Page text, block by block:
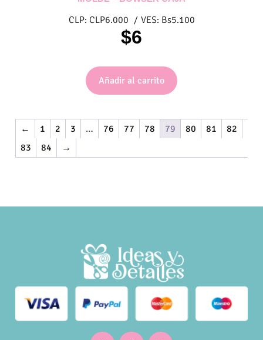
CLP: CLP6.000 / VES: Bs5.100
$6
Añadir al carrito
← 1 2 3 … 76 77 78 79 80 81
82
83
84 →